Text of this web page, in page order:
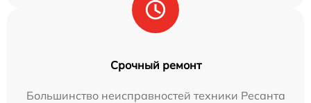
Срочный ремонт
Большинство неисправностей техники Ресанта